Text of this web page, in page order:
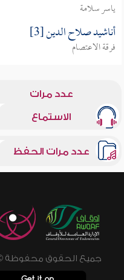
ياسر سلامة
أناشيد صلاح الدين [3]
فرقة الاعتصام
عدد مرات
الاستماع
عدد مرات الحفظ
جميع الحقوق محفوظة © 2026 - 1998 لشبكة إسلام